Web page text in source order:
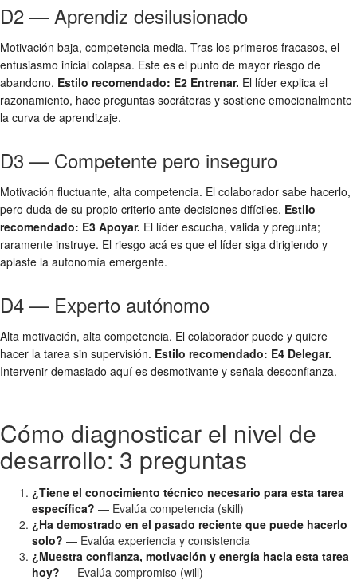
D2 — Aprendiz desilusionado
Motivación baja, competencia media. Tras los primeros fracasos, el
entusiasmo inicial colapsa. Este es el punto de mayor riesgo de
abandono. Estilo recomendado: E2 Entrenar. El líder explica el
razonamiento, hace preguntas socráteras y sostiene emocionalmente
la curva de aprendizaje.
D3 — Competente pero inseguro
Motivación fluctuante, alta competencia. El colaborador sabe hacerlo,
pero duda de su propio criterio ante decisiones difíciles. Estilo
recomendado: E3 Apoyar. El líder escucha, valida y pregunta;
raramente instruye. El riesgo acá es que el líder siga dirigiendo y
aplaste la autonomía emergente.
D4 — Experto autónomo
Alta motivación, alta competencia. El colaborador puede y quiere
hacer la tarea sin supervisión. Estilo recomendado: E4 Delegar.
Intervenir demasiado aquí es desmotivante y señala desconfianza.
Cómo diagnosticar el nivel de
desarrollo: 3 preguntas
¿Tiene el conocimiento técnico necesario para esta tarea
específica? — Evalúa competencia (skill)
¿Ha demostrado en el pasado reciente que puede hacerlo
solo? — Evalúa experiencia y consistencia
¿Muestra confianza, motivación y energía hacia esta tarea
hoy? — Evalúa compromiso (will)